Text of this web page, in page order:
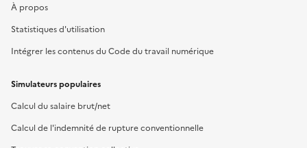
À propos
Statistiques d'utilisation
Intégrer les contenus du Code du travail numérique
Simulateurs populaires
Calcul du salaire brut/net
Calcul de l'indemnité de rupture conventionnelle